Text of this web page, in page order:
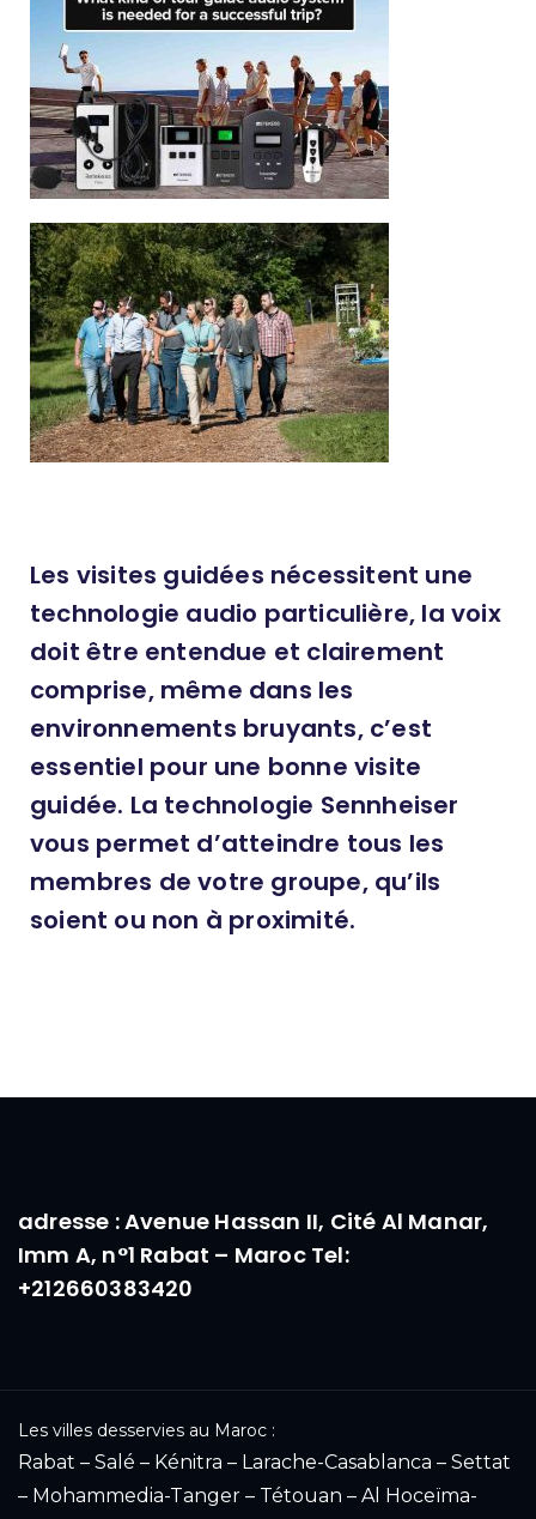
Les visites guidées nécessitent une
technologie audio particulière, la voix
doit être entendue et clairement
comprise, même dans les
environnements bruyants, c’est
essentiel pour une bonne visite
guidée. La technologie Sennheiser
vous permet d’atteindre tous les
membres de votre groupe, qu’ils
soient ou non à proximité.
adresse : Avenue Hassan II, Cité Al Manar,
Imm A, n°1 Rabat – Maroc Tel:
+212660383420
Les villes desservies au Maroc :
Rabat – Salé – Kénitra – Larache-Casablanca – Settat
– Mohammedia-Tanger – Tétouan – Al Hoceïma-